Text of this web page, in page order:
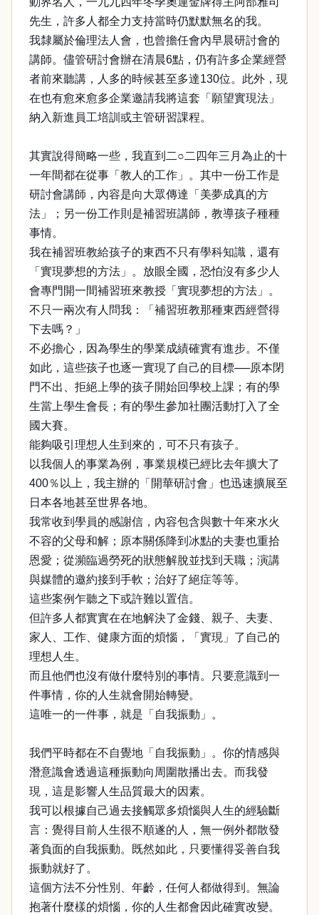
先生，許多人都全力支持當時仍默默無名的我。
我隸屬於倫理法人會，也曾擔任會內早晨研討會的
講師。儘管研討會辦在清晨6點，仍有許多企業經營
者前來聽講，人多的時候甚至多達130位。此外，現
在也有愈來愈多企業邀請我將這套「願望實現法」
納入新進員工培訓或主管研習課程。
其實說得簡略一些，我直到二○二四年三月為止的十
一年間都在從事「教人的工作」。其中一份工作是
研討會講師，內容是向大眾傳達「美夢成真的方
法」；另一份工作則是補習班講師，教導孩子種種
事情。
我在補習班教給孩子的東西不只有學科知識，還有
「實現夢想的方法」。放眼全國，恐怕沒有多少人
會專門開一間補習班來教授「實現夢想的方法」。
不只一兩次有人問我：「補習班教那種東西經營得
下去嗎？」
不必擔心，因為學生的學業成績確實有進步。不僅
如此，這些孩子也逐一實現了自己的目標──原本閉
門不出、拒絕上學的孩子開始回學校上課；有的學
生當上學生會長；有的學生參加社團活動打入了全
國大賽。
能夠吸引理想人生到來的，可不只有孩子。
以我個人的事業為例，事業規模已經比去年擴大了
400％以上，我主辦的「開華研討會」也迅速擴展至
日本各地甚至世界各地。
我常收到學員的感謝信，內容包含與數十年來水火
不容的父母和解；原本關係降到冰點的夫妻也重拾
恩愛；從瀕臨過勞死的狀態解脫並找到天職；演講
與媒體的邀約接到手軟；治好了絕症等等。
這些案例乍聽之下或許難以置信。
但許多人都實實在在地解決了金錢、親子、夫妻、
家人、工作、健康方面的煩惱，「實現」了自己的
理想人生。
而且他們也沒有做什麼特別的事情。只要意識到一
件事情，你的人生就會開始轉變。
這唯一的一件事，就是「自我振動」。
我們平時都在不自覺地「自我振動」。你的情感與
潛意識會透過這種振動向周圍散播出去。而我發
現，這是影響人生品質最大的因素。
我可以根據自己過去接觸眾多煩惱與人生的經驗斷
言：覺得目前人生很不順遂的人，無一例外都散發
著負面的自我振動。既然如此，只要懂得妥善自我
振動就好了。
這個方法不分性別、年齡，任何人都做得到。無論
抱著什麼樣的煩惱，你的人生都會因此確實改變。